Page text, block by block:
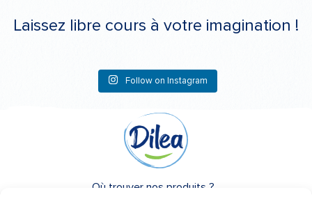
Laissez libre cours à votre imagination !
Follow on Instagram
Où trouver nos produits ?